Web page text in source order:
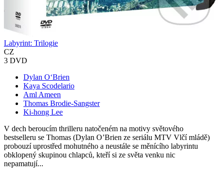
Labyrint: Trilogie
CZ
3 DVD
Dylan O‘Brien
Kaya Scodelario
Aml Ameen
Thomas Brodie-Sangster
Ki-hong Lee
V dech beroucím thrilleru natočeném na motivy světového
bestselleru se Thomas (Dylan O’Brien ze seriálu MTV Vlčí mládě)
probouzí uprostřed mohutného a neustále se měnícího labyrintu
obklopený skupinou chlapců, kteří si ze světa venku nic
nepamatují...